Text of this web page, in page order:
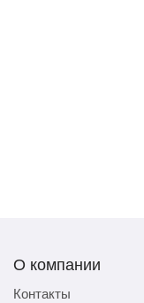
О компании
Контакты